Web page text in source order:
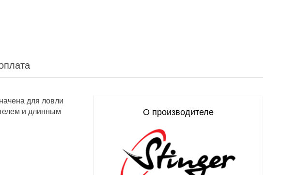
О производителе
для ловли
и длинным